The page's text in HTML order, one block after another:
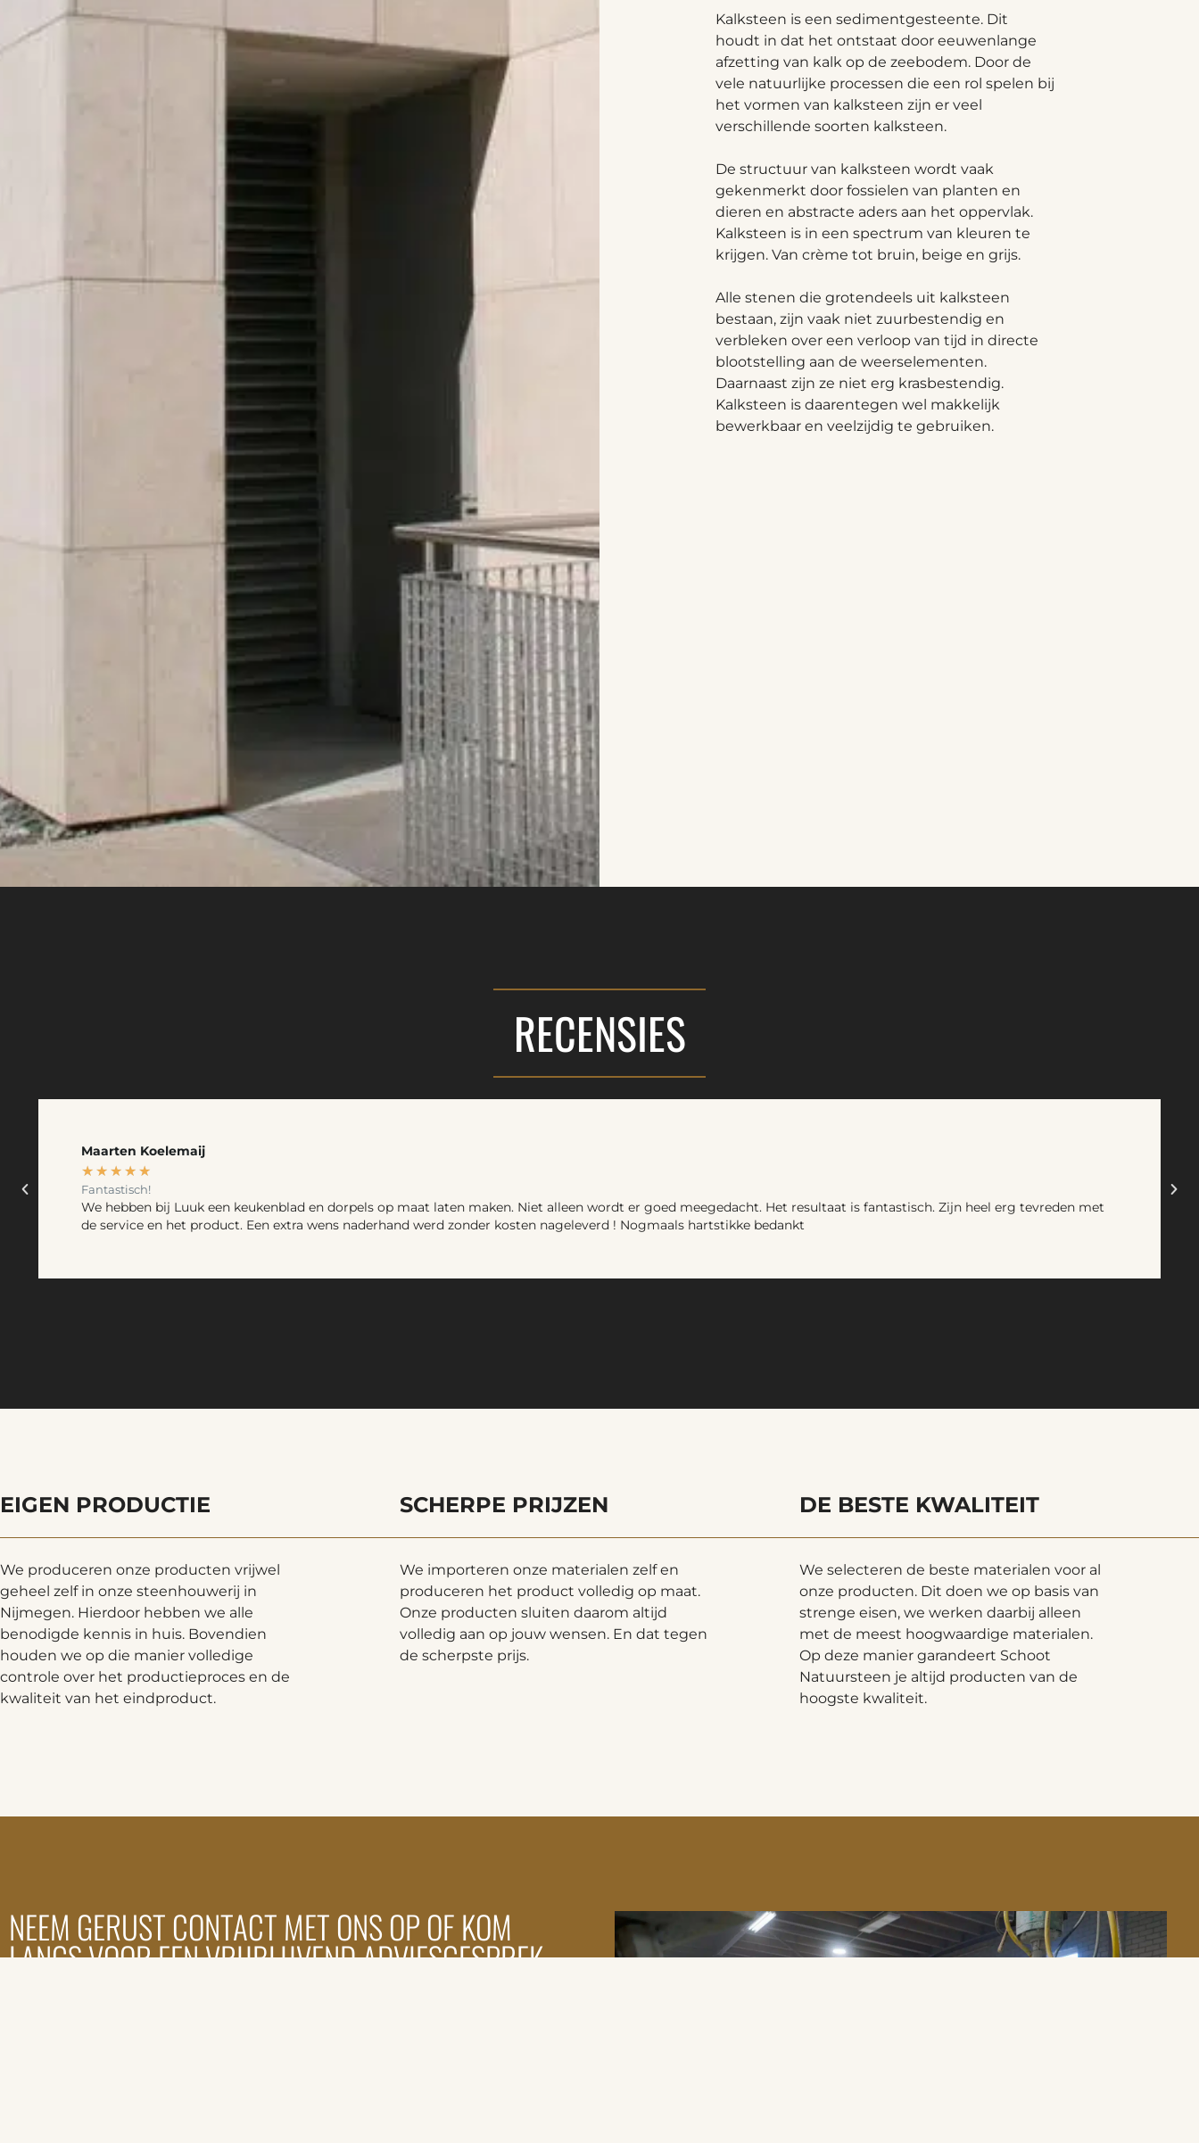
Kalksteen is een sedimentgesteente. Dit
houdt in dat het ontstaat door eeuwenlange
afzetting van kalk op de zeebodem. Door de
vele natuurlijke processen die een rol spelen bij
het vormen van kalksteen zijn er veel
verschillende soorten kalksteen.
De structuur van kalksteen wordt vaak
gekenmerkt door fossielen van planten en
dieren en abstracte aders aan het oppervlak.
Kalksteen is in een spectrum van kleuren te
krijgen. Van crème tot bruin, beige en grijs.
Alle stenen die grotendeels uit kalksteen
bestaan, zijn vaak niet zuurbestendig en
verbleken over een verloop van tijd in directe
blootstelling aan de weerselementen.
Daarnaast zijn ze niet erg krasbestendig.
Kalksteen is daarentegen wel makkelijk
bewerkbaar en veelzijdig te gebruiken.
RECENSIES
Maarten Koelemaij
★ ★ ★ ★ ★
Fantastisch!
We hebben bij Luuk een keukenblad en dorpels op maat laten maken. Niet alleen wordt er goed meegedacht. Het resultaat is fantastisch. Zijn heel erg tevreden met
de service en het product. Een extra wens naderhand werd zonder kosten nageleverd ! Nogmaals hartstikke bedankt
EIGEN PRODUCTIE
We produceren onze producten vrijwel
geheel zelf in onze steenhouwerij in
Nijmegen. Hierdoor hebben we alle
benodigde kennis in huis. Bovendien
houden we op die manier volledige
controle over het productieproces en de
kwaliteit van het eindproduct.
SCHERPE PRIJZEN
We importeren onze materialen zelf en
produceren het product volledig op maat.
Onze producten sluiten daarom altijd
volledig aan op jouw wensen. En dat tegen
de scherpste prijs.
DE BESTE KWALITEIT
We selecteren de beste materialen voor al
onze producten. Dit doen we op basis van
strenge eisen, we werken daarbij alleen
met de meest hoogwaardige materialen.
Op deze manier garandeert Schoot
Natuursteen je altijd producten van de
hoogste kwaliteit.
NEEM GERUST CONTACT MET ONS OP OF KOM
LANGS VOOR EEN VRIJBLIJVEND ADVIESGESPREK.